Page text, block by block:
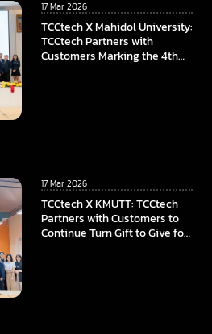
17 Mar 2026
TCCtech X Mahidol University:
TCCtech Partners with
Customers Marking the 4th
17 Mar 2026
TCCtech X KMUTT: TCCtech
Partners with Customers to
Continue Turn Gift to Give for